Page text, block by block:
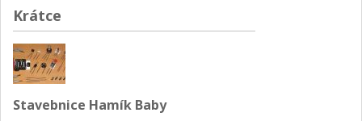
Krátce
Stavebnice Hamík Baby